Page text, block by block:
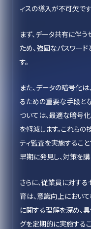
ィスの導入が不可欠です
まず、データ共有に伴
ため、強固なパスワー
す。
また、データの暗号化
るための重要な手段と
ついては、最適な暗号
を軽減します。これら
ティ監査を実施するこ
早期に発見し、対策を講
さらに、従業員に対す
育は、意識向上におい
に関する理解を深め、
グを定期的に実施する